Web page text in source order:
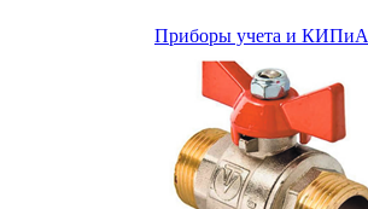
Приборы учета и КИПиА